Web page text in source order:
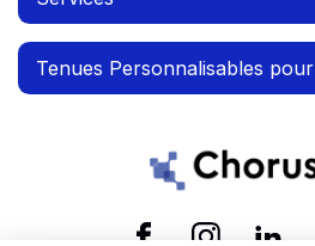
Tenues Personnalisables pour